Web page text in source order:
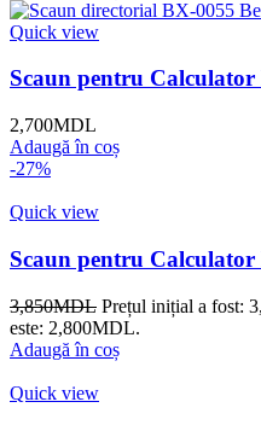
Quick view
Scaun pentru Calculator
2,700MDL
Adaugă în coș
-27%
Quick view
Scaun pentru
3,850MDL Prețul inițial a fost:
este: 2,800MDL.
Adaugă în coș
Quick view